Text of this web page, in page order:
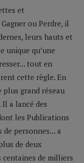
et
ou Perdre, il
leurs hauts et
unique qu’une
tout en
cette règle. En
plus grand réseau
a lancé des
les Publications
personnes... a
de deux
centaines de milliers